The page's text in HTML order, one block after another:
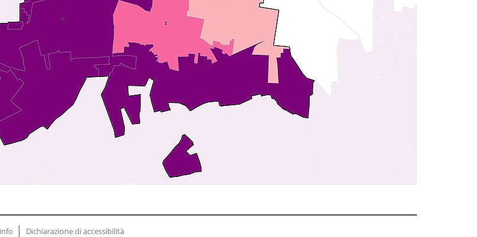
Dichiarazione di accessibilità